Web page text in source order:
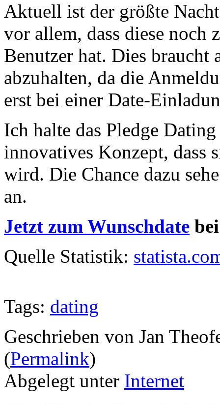
Aktuell ist der größte
vor allem, dass diese noch
Benutzer hat. Dies
abzuhalten, da die
erst bei einer Date-
Ich halte das Pledge
innovatives Konzept, dass
wird. Die Chance dazu
an.
Jetzt zum Wunschdate
Quelle Statistik:
Tags: dating
Geschrieben von Jan
(Permalink)
Abgelegt unter Internet